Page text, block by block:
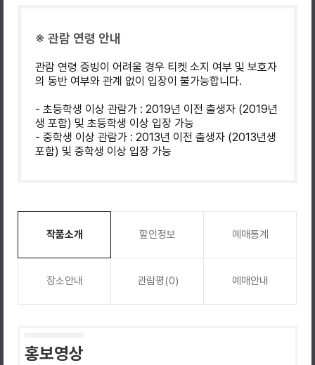
※ 관람 연령 안내
관람 연령 증빙이 어려울 경우 티켓 소지 여부 및 보호자
의 동반 여부와 관계 없이 입장이 불가능합니다.
- 초등학생 이상 관람가 : 2019년 이전 출생자 (2019년
생 포함) 및 초등학생 이상 입장 가능
- 중학생 이상 관람가 : 2013년 이전 출생자 (2013년생
포함) 및 중학생 이상 입장 가능
작품소개 할인정보 예매통계
장소안내 관람평(0) 예매안내
홍보영상